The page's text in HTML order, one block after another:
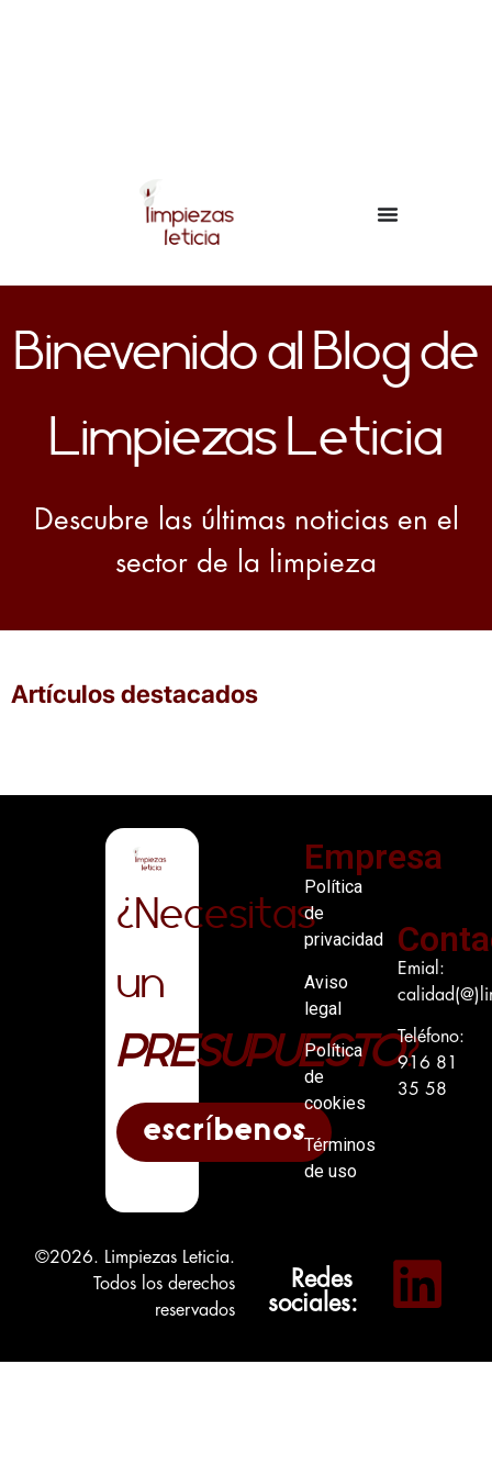
Binevenido al Blog de
Limpiezas Leticia
Descubre las últimas noticias en el
sector de la limpieza
Artículos destacados
¿Necesitas
un
PRESUPUESTO?
escríbenos
Empresa
Política
de
privacidad
Aviso
legal
Política
de
cookies
Términos
de uso
Emial:
Teléfono:
916 81
35 58
©2026. Limpiezas Leticia.
Todos los derechos
reservados
Redes
sociales: